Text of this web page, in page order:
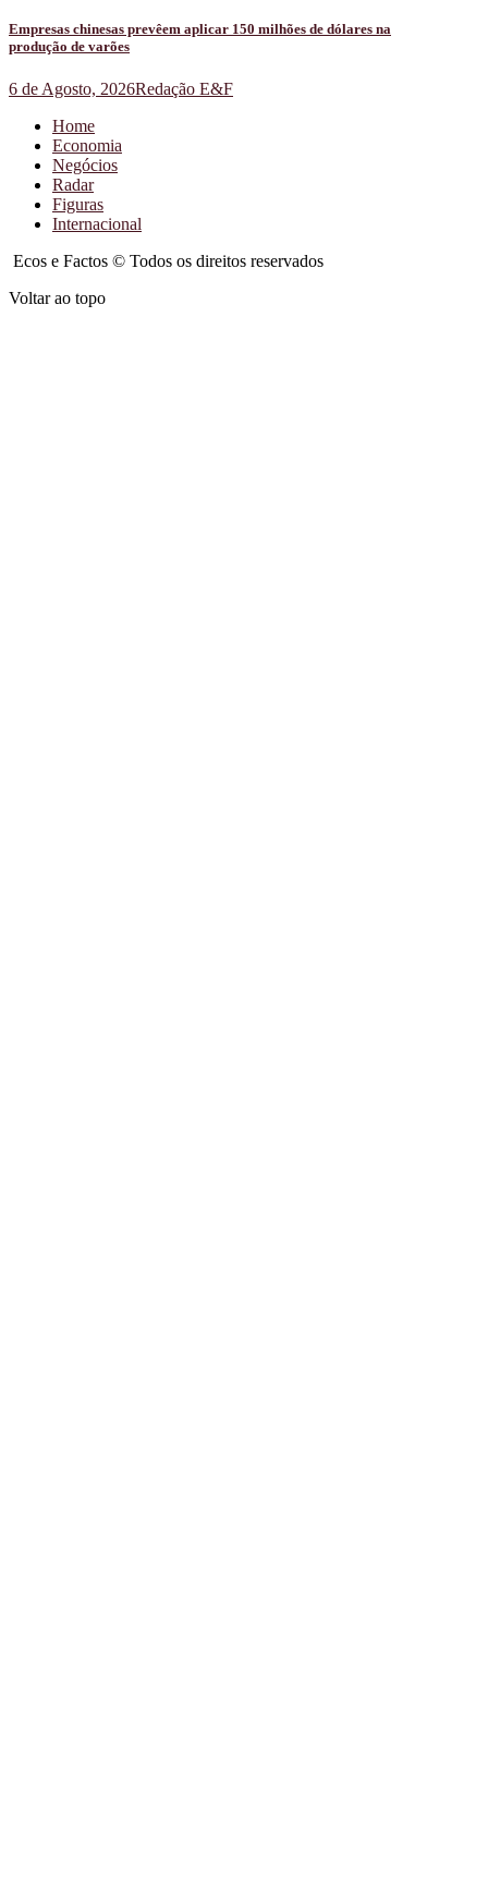
Empresas chinesas prevêem aplicar 150 milhões de dólares na
produção de varões
6 de Agosto, 2026Redação E&F
Home
Economia
Negócios
Radar
Figuras
Internacional
Ecos e Factos © Todos os direitos reservados
Voltar ao topo